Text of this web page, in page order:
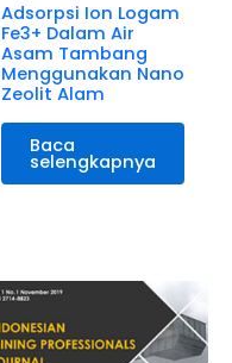
Adsorpsi Ion Logam
Fe3+ Dalam Air
Asam Tambang
Menggunakan Nano
Zeolit Alam
Baca
selengkapnya